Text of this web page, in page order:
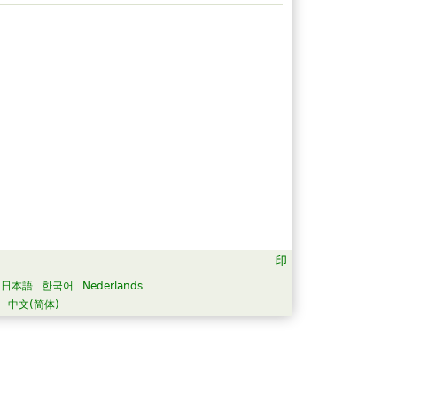
日本語 한국어
Nederlands
中文(简体)